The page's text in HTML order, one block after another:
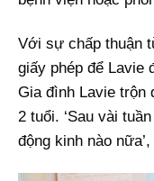
Với sự chấp thuận
giấy phép để Lavie
Gia đình Lavie trộn
2 tuổi. ‘Sau vài
động kinh nào